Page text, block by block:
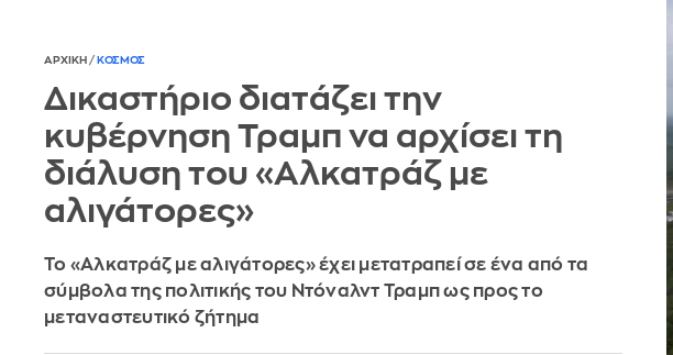
ΑΡΧΙΚΗ / ΚΟΣΜΟΣ
Δικαστήριο διατάζει την
κυβέρνηση Τραμπ να αρχίσει τη
διάλυση του «Αλκατράζ με
αλιγάτορες»
Το «Αλκατράζ με αλιγάτορες» έχει μετατραπεί σε ένα από τα
σύμβολα της πολιτικής του Ντόναλντ Τραμπ ως προς το
μεταναστευτικό ζήτημα